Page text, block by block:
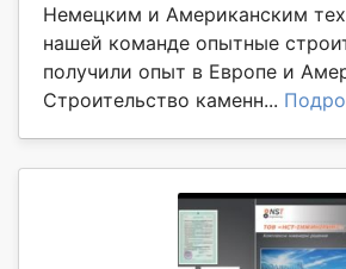
Немецким и Американским
нашей команде опытные
получили опыт в Европе и
Строительство каменн...